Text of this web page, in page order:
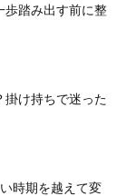
歩踏み出す前に整
掛け持ちで迷った
時期を越えて変